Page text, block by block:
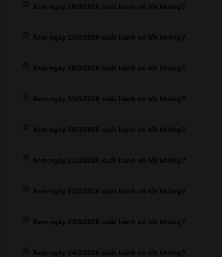
Xem ngày 16/3/2026 xuất hành có tốt không?
Xem ngày 17/3/2026 xuất hành có tốt không?
Xem ngày 18/3/2026 xuất hành có tốt không?
Xem ngày 19/3/2026 xuất hành có tốt không?
Xem ngày 20/3/2026 xuất hành có tốt không?
Xem ngày 21/3/2026 xuất hành có tốt không?
Xem ngày 22/3/2026 xuất hành có tốt không?
Xem ngày 23/3/2026 xuất hành có tốt không?
Xem ngày 24/3/2026 xuất hành có tốt không?